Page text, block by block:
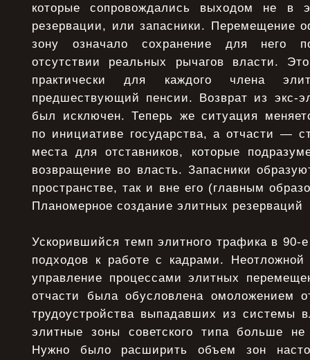
которые сопровождались выходом не в
резервации, или запасники. Перемещение
зону означало сохранение для него
отсутствии реальных рычагов власти.
практически для каждого члена
предшествующий пенсии. Возврат из экс-
был исключен. Теперь же ситуация
по инициативе государства, а отчасти —
места для отставников, которые
возвращение во власть. Запасники
пространстве, так и вне его (главным
Планомерное создание элитных резерваций
Ускорившийся темп элитного трафика в 90-
подходов к работе с кадрами.
управление процессами элитных
отчасти была обусловлена омоложением
трудоустройства выпадавших из системы
элитные зоны советского типа больше
Нужно было расширить объем зон